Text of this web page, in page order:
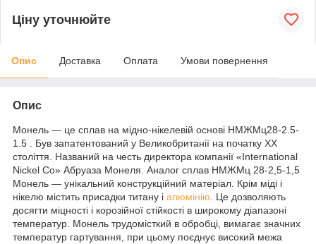
Ціну уточнюйте
Опис Доставка Оплата Умови повернення
Опис
Монель — це сплав на мідно-нікелевій основі НМЖМц28-2.5-
1.5 . Був запатентований у Великобританії на початку ХХ
століття. Названий на честь директора компанії «International
Nickel Co» Абруаза Монеля. Аналог сплав НМЖМц 28-2,5-1,5
Монель — унікальний конструкційний матеріал. Крім міді і
нікелю містить присадки титану і алюмінію . Це дозволяють
досягти міцності і корозійної стійкості в широкому діапазоні
температур. Монель трудомісткий в обробці, вимагає значних
температур гартування, при цьому поєднує високий межа